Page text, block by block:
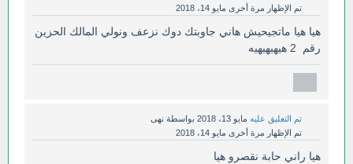
تم الإظهار مرة أخرى مايو 14، 2018
هيا هيا ماتجيحيش هاني جاوبتك دوك نزعف ونولي المالك الحزين
رقم 2 هيهيهيهيه
تم التعليق عليه مايو 13، 2018 بواسطة نهى
تم الإظهار مرة أخرى مايو 14، 2018
هيا راني حابة نقصرو هيا